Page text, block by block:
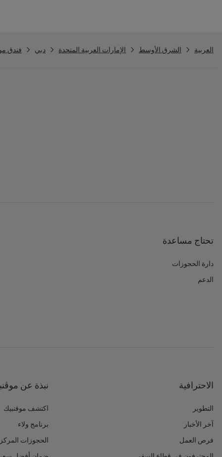
العربية الشرق الأوسط الإمارات العربية المتحدة دبي فندق
تحتاج مساعدة
دارة الحجوزات
الدعم
نبذة عن
اكتشف موفنبيك
برنامج ولاء
الحجوزات
الاحترافية
التطوير
آخر الأخبار
فرص العمل